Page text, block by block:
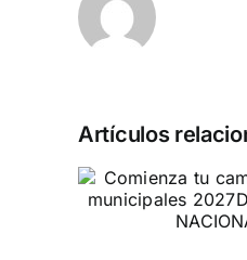
Artículos